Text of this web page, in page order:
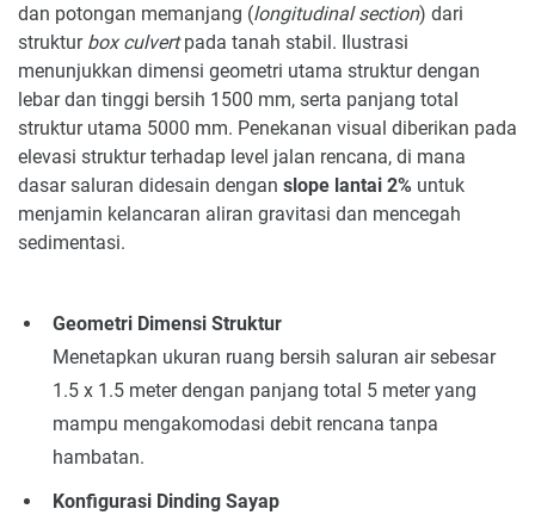
dan potongan memanjang (longitudinal section) dari
struktur box culvertpada tanah stabil. Ilustrasi
menunjukkan dimensi geometri utama struktur dengan
lebar dan tinggi bersih 1500 mm, serta panjang total
struktur utama 5000 mm. Penekanan visual diberikan pada
elevasi struktur terhadap level jalan rencana, di mana
dasar saluran didesain dengan slope lantai 2% untuk
menjamin kelancaran aliran gravitasi dan mencegah
sedimentasi.
Geometri Dimensi Struktur
Menetapkan ukuran ruang bersih saluran air sebesar
1.5 x 1.5 meter dengan panjang total 5 meter yang
mampu mengakomodasi debit rencana tanpa
hambatan.
Konfigurasi Dinding Sayap